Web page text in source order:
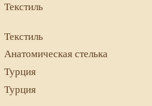
Текстиль
Текстиль
Анатомическая стелька
Турция
Турция